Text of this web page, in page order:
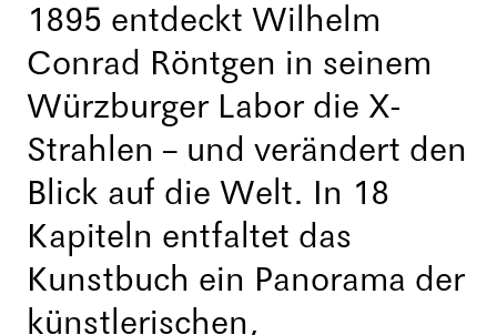
1895 entdeckt Wilhelm
Conrad Röntgen in seinem
Würzburger Labor die X-
Strahlen – und verändert den
Blick auf die Welt. In 18
Kapiteln entfaltet das
Kunstbuch ein Panorama der
künstlerischen,